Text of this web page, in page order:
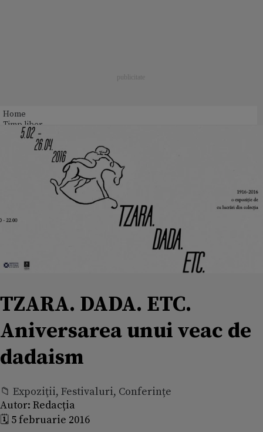
Home
Timp liber
TZARA. DADA. ETC.
Aniversarea unui veac de
dadaism
📁 Expoziţii, Festivaluri, Conferințe
Autor: Redacția
🗓️ 5 februarie 2016